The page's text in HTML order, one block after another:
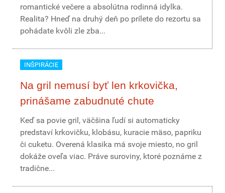
romantické večere a absolútna rodinná idylka.
Realita? Hneď na druhý deň po prílete do rezortu sa
pohádate kvôli zle zba...
INŠPIRÁCIE
Na gril nemusí byť len krkovička,
prinášame zabudnuté chute
Keď sa povie gril, väčšina ľudí si automaticky
predstaví krkovičku, klobásu, kuracie mäso, papriku
či cuketu. Overená klasika má svoje miesto, no gril
dokáže oveľa viac. Práve suroviny, ktoré poznáme z
tradične...